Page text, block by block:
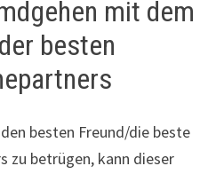
mit dem
besten
besten Freund/die beste
zu betrügen, kann dieser